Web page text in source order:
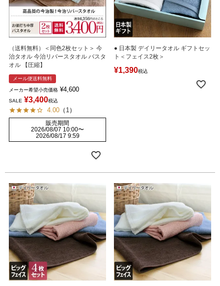
（送料無料）＜同色2枚セット＞ 今
治タオル 今治リバースタオル バスタ
オル 【圧縮】
メール便送料無料
メーカー希望小売価格 ¥4,600
SALE ¥3,400税込
4.00 （ 1）
販売期間
2026/08/07 10:00〜
2026/08/17 9:59
● 日本製 デイリータオル ギフトセッ
ト＜フェイス2枚＞
¥1,390税込